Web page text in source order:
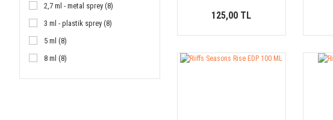
2,7 ml - metal sprey (8)
3 ml - plastik sprey (8)
5 ml (8)
8 ml (8)
125,00 TL